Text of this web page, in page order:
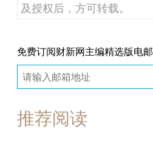
及授权后，方可转载。
免费订阅财新网主编精选版电邮
推荐阅读